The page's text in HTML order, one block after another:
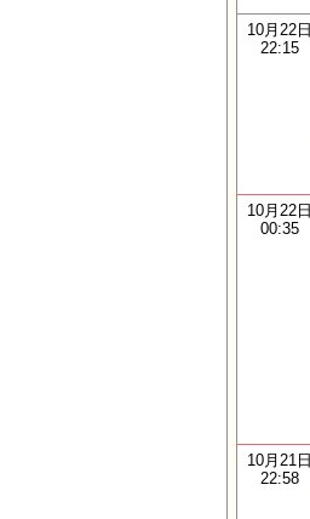
10月22日
22:15
10月22日
00:35
10月21日
22:58